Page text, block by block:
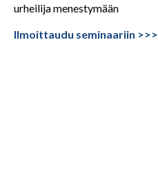
urheilija menestymään
Ilmoittaudu seminaariin >>>